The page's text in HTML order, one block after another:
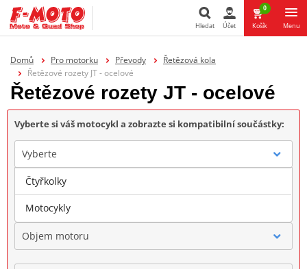
Hledat Účet
0
Košík Menu
Domů Pro motorku Převody
Řetězová kola
Řetězové rozety JT - ocelové
Řetězové rozety JT - ocelové
Vyberte si váš motocykl a zobrazte si kompatibilní součástky:
Vyberte
Značka
Objem motoru
Čtyřkolky
Motocykly